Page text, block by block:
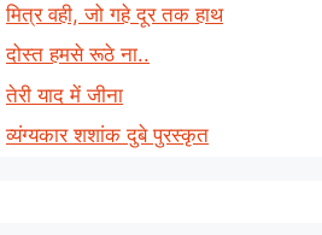
मित्र वही, जो गहे दूर तक हाथ
दोस्त हमसे रूठे ना..
तेरी याद में जीना
व्यंग्यकार शशांक दुबे पुरस्कृत